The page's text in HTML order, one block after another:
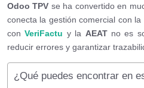
Odoo TPV se ha convertido en
conecta la gestión comercial con
conVeriFactu y la AEATno es
reducir errores y garantizar
¿Qué puedes encontrar en